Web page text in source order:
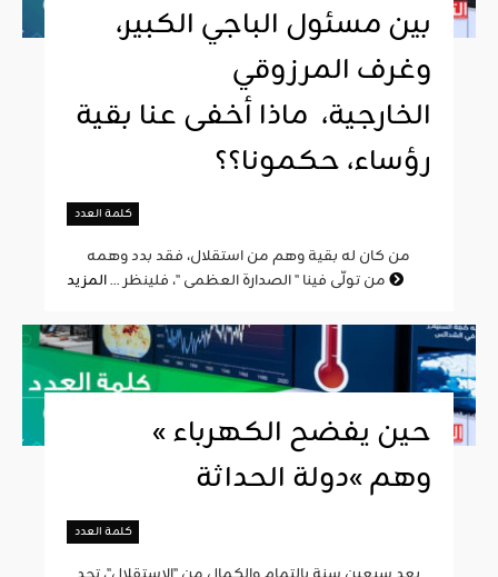
بين مسئول الباجي الكبير،
وغرف المرزوقي
الخارجية، ماذا أخفى عنا بقية
رؤساء، حكمونا؟؟
كلمة العدد
من تولّى فينا " الصدارة العظمى "، فلينظر ...
« حين يفضح الكهرباء
وهم »دولة الحداثة
كلمة العدد